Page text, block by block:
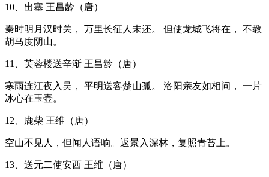
10、出塞 王昌龄（唐）
秦时明月汉时关， 万里长征人未还。 但使龙城飞将在， 不教
胡马度阴山。
11、芙蓉楼送辛渐 王昌龄（唐）
寒雨连江夜入吴， 平明送客楚山孤。 洛阳亲友如相问， 一片
冰心在玉壶。
12、鹿柴 王维（唐）
空山不见人，但闻人语响。返景入深林，复照青苔上。
13、送元二使安西 王维（唐）